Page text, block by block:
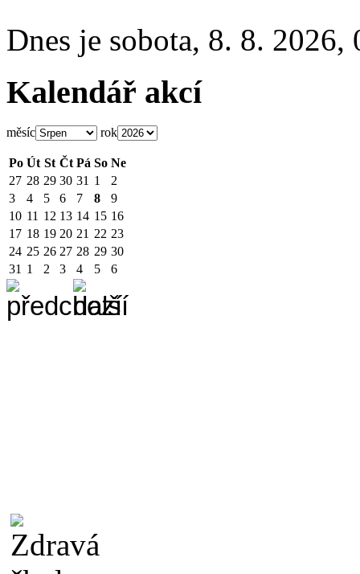
Dnes je sobota, 8. 8. 2026,
Kalendář akcí
měsíc rok
Po Út St Čt Pá So Ne
27 28 29 30 31 1
2
3
4 5 6 7 8
9
10 11 12 13 14 15 16
17 18 19 20 21 22 23
24 25 26 27 28 29 30
31 1 2 3 4 5 6